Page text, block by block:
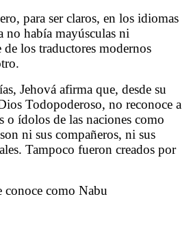
para ser claros, en los idiomas
había mayúsculas ni
los traductores modernos
Jehová afirma que, desde su
Todopoderoso, no reconoce a
o ídolos de las naciones como
ni sus compañeros, ni sus
Tampoco fueron creados por
conoce como Nabu